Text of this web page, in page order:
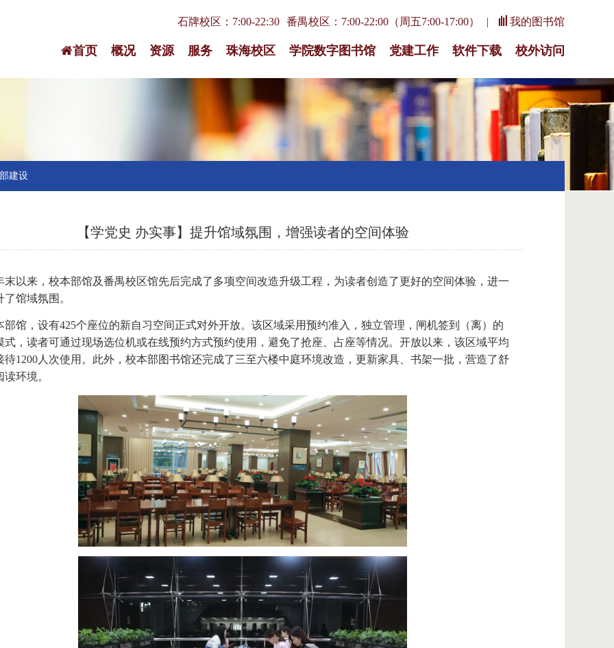
石牌校区：7:00-22:30 番禺校区：7:00-22:00（周五7:00-17:00） 我的图书馆
首页 概况 资源 服务 珠海校区 学院数字图书馆 党建工作 软件下载 校外访问
建设
【学党史 办实事】提升馆域氛围，增强读者的空间体验
末以来，校本部馆及番禺校区馆先后完成了多项空间改造升级工程，为读者创造了更好的空间体验，进一
了馆域氛围。
部馆，设有425个座位的新自习空间正式对外开放。该区域采用预约准入，独立管理，闸机签到（离）的
式，读者可通过现场选位机或在线预约方式预约使用，避免了抢座、占座等情况。开放以来，该区域平均
待1200人次使用。此外，校本部图书馆还完成了三至六楼中庭环境改造，更新家具、书架一批，营造了舒
环境。